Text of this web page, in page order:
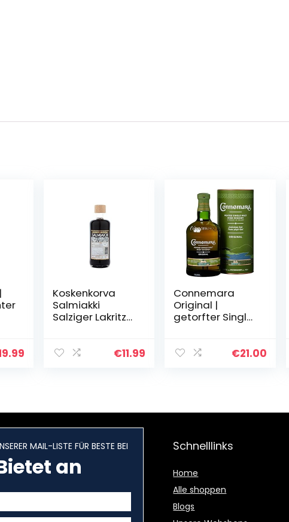
Koskenkorva
Salmiakki
Salziger Lakritz
(30% Vol.) |
€11.99
Connemara
Original |
getorfter Single
Geschenkverpa
€21.00
MAIL-LISTE FÜR BESTE BEI
an
Schnelllinks
Home
Alle shoppen
Blogs